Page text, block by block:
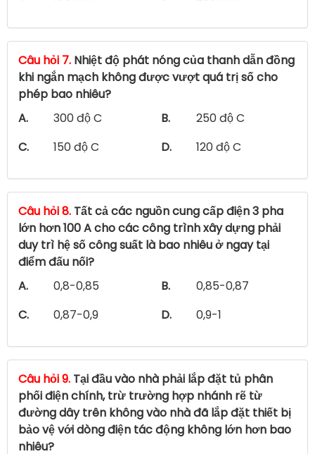
Câu hỏi 7. Nhiệt độ phát nóng của thanh dẫn đồng
khi ngắn mạch không được vượt quá trị số cho
phép bao nhiêu?
A.
300 độ C B.
250 độ C
C.
150 độ C D. 120 độ C
Câu hỏi 8. Tất cả các nguồn cung cấp điện 3 pha
lớn hơn 100 A cho các công trình xây dựng phải
duy trì hệ số công suất là bao nhiêu ở ngay tại
điểm đấu nối?
A.
0,8-0,85 B.
0,85-0,87
C.
0,87-0,9 D. 0,9-1
Câu hỏi 9. Tại đầu vào nhà phải lắp đặt tủ phân
phối điện chính, trừ trường hợp nhánh rẽ từ
đường dây trên không vào nhà đã lắp đặt thiết bị
bảo vệ với dòng điện tác động không lớn hơn bao
nhiêu?